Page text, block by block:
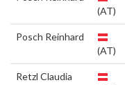
(AT)
Posch Reinhard
(AT)
Retzl Claudia